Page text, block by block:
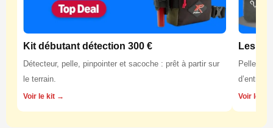
Kit débutant détection 300 €
Détecteur, pelle, pinpointer et sacoche : prêt à partir sur
le terrain.
Voir le kit →
Les
Pelles,
Voir les